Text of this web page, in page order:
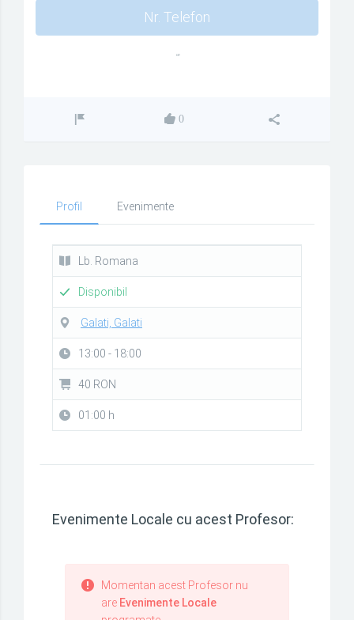
Nr. Telefon
""
0
Profil Evenimente
Lb. Romana
Disponibil
Galati, Galati
13:00 - 18:00
40 RON
01:00 h
Evenimente Locale cu acest Profesor:
Momentan acest Profesor nu
are Evenimente Locale